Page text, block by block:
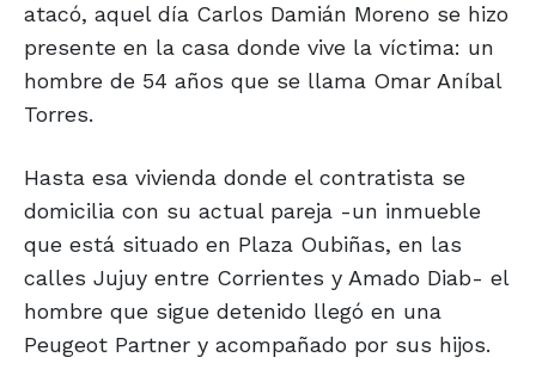
atacó, aquel día Carlos Damián Moreno se hizo
presente en la casa donde vive la víctima: un
hombre de 54 años que se llama Omar Aníbal
Torres.
Hasta esa vivienda donde el contratista se
domicilia con su actual pareja -un inmueble
que está situado en Plaza Oubiñas, en las
calles Jujuy entre Corrientes y Amado Diab- el
hombre que sigue detenido llegó en una
Peugeot Partner y acompañado por sus hijos.